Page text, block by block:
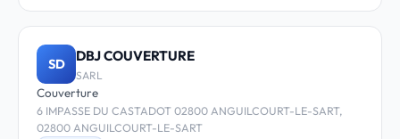
SD DBJ COUVERTURE
SARL
Couverture
6 IMPASSE DU CASTADOT 02800 ANGUILCOURT-LE-SART,
02800 ANGUILCOURT-LE-SART